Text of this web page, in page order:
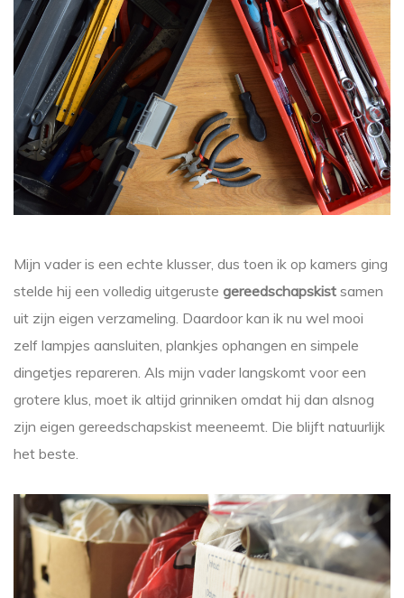
Mijn vader is een echte klusser, dus toen ik op kamers ging
stelde hij een volledig uitgeruste gereedschapskist samen
uit zijn eigen verzameling. Daardoor kan ik nu wel mooi
zelf lampjes aansluiten, plankjes ophangen en simpele
dingetjes repareren. Als mijn vader langskomt voor een
grotere klus, moet ik altijd grinniken omdat hij dan alsnog
zijn eigen gereedschapskist meeneemt. Die blijft natuurlijk
het beste.